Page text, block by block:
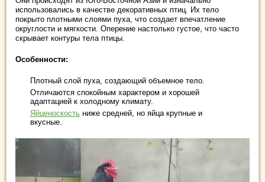
использовались в качестве декоративных птиц. Их тело
покрыто плотными слоями пуха, что создает впечатление
округлости и мягкости. Оперение настолько густое, что часто
скрывает контуры тела птицы.
Особенности:
Плотный слой пуха, создающий объемное тело.
Отличаются спокойным характером и хорошей
адаптацией к холодному климату.
Яйценоскость ниже средней, но яйца крупные и
вкусные.